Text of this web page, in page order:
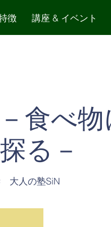
徴 講座 & イベント
食べ物
る－
大人の塾SiN